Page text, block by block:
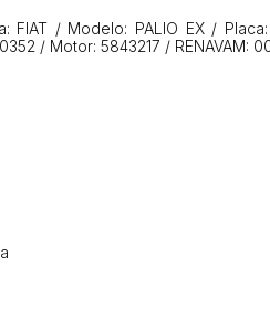
FIAT / Modelo: PALIO EX /
/ Motor: 5843217 / RENAVAM: